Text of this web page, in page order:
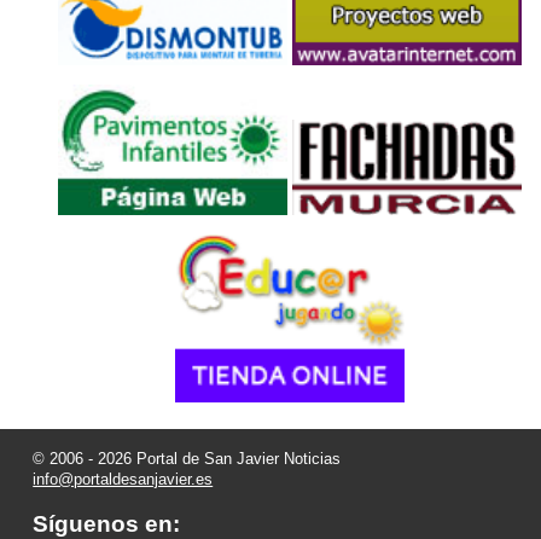
© 2006 - 2026 Portal de San Javier Noticias
info@portaldesanjavier.es
Síguenos en: